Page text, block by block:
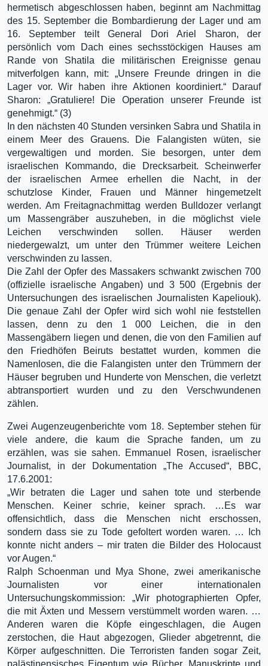
hermetisch abgeschlossen haben, beginnt am Nachmittag
des 15. September die Bombardierung der Lager und am
16. September teilt General Dori Ariel Sharon, der
persönlich vom Dach eines sechsstöckigen Hauses am
Rande von Shatila die militärischen Ereignisse genau
mitverfolgen kann, mit: „Unsere Freunde dringen in die
Lager vor. Wir haben ihre Aktionen koordiniert.“ Darauf
Sharon: „Gratuliere! Die Operation unserer Freunde ist
genehmigt.“ (3)
In den nächsten 40 Stunden versinken Sabra und Shatila in
einem Meer des Grauens. Die Falangisten wüten, sie
vergewaltigen und morden. Sie besorgen, unter dem
israelischen Kommando, die Drecksarbeit. Scheinwerfer
der israelischen Armee erhellen die Nacht, in der
schutzlose Kinder, Frauen und Männer hingemetzelt
werden. Am Freitagnachmittag werden Bulldozer verlangt
um Massengräber auszuheben, in die möglichst viele
Leichen verschwinden sollen. Häuser werden
niedergewalzt, um unter den Trümmer weitere Leichen
verschwinden zu lassen.
Die Zahl der Opfer des Massakers schwankt zwischen 700
(offizielle israelische Angaben) und 3 500 (Ergebnis der
Untersuchungen des israelischen Journalisten Kapeliouk).
Die genaue Zahl der Opfer wird sich wohl nie feststellen
lassen, denn zu den 1 000 Leichen, die in den
Massengäbern liegen und denen, die von den Familien auf
den Friedhöfen Beiruts bestattet wurden, kommen die
Namenlosen, die die Falangisten unter den Trümmern der
Häuser begruben und Hunderte von Menschen, die verletzt
abtransportiert wurden und zu den Verschwundenen
zählen.
Zwei Augenzeugenberichte vom 18. September stehen für
viele andere, die kaum die Sprache fanden, um zu
erzählen, was sie sahen. Emmanuel Rosen, israelischer
Journalist, in der Dokumentation „The Accused“, BBC,
17.6.2001:
„Wir betraten die Lager und sahen tote und sterbende
Menschen. Keiner schrie, keiner sprach. …Es war
offensichtlich, dass die Menschen nicht erschossen,
sondern dass sie zu Tode gefoltert worden waren. … Ich
konnte nicht anders – mir traten die Bilder des Holocaust
vor Augen.“
Ralph Schoenman und Mya Shone, zwei amerikanische
Journalisten vor einer internationalen
Untersuchungskommission: „Wir photographierten Opfer,
die mit Äxten und Messern verstümmelt worden waren. …
Anderen waren die Köpfe eingeschlagen, die Augen
zerstochen, die Haut abgezogen, Glieder abgetrennt, die
Körper aufgeschnitten. Die Terroristen fanden sogar Zeit,
palästinensisches Eigentum wie Bücher, Manuskripte und